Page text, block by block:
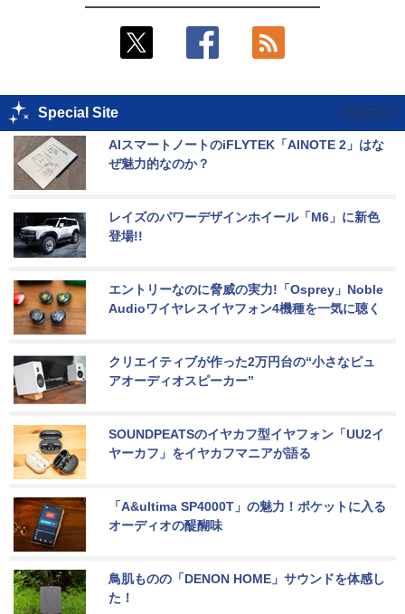
Special Site
AIスマートノートのiFLYTEK「AINOTE 2」はな
ぜ魅力的なのか？
レイズのパワーデザインホイール「M6」に新色
登場!!
エントリーなのに脅威の実力!「Osprey」Noble
Audioワイヤレスイヤフォン4機種を一気に聴く
クリエイティブが作った2万円台の“小さなピュ
アオーディオスピーカー”
SOUNDPEATSのイヤカフ型イヤフォン「UU2イ
ヤーカフ」をイヤカフマニアが語る
「A&ultima SP4000T」の魅力！ポケットに入る
オーディオの醍醐味
鳥肌ものの「DENON HOME」サウンドを体感し
た！